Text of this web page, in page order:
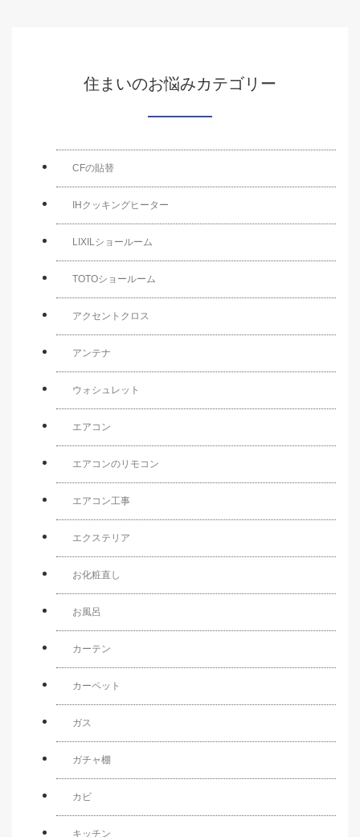
住まいのお悩みカテゴリー
CFの貼替
IHクッキングヒーター
LIXILショールーム
TOTOショールーム
アクセントクロス
アンテナ
ウォシュレット
エアコン
エアコンのリモコン
エアコン工事
エクステリア
お化粧直し
お風呂
カーテン
カーペット
ガス
ガチャ棚
カビ
キッチン